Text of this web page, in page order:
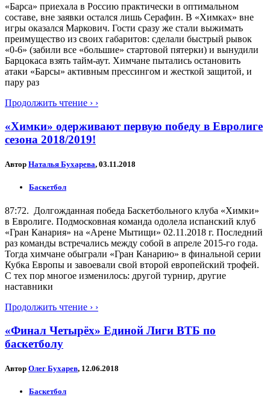
«Барса» приехала в Россию практически в оптимальном
составе, вне заявки остался лишь Серафин. В «Химках» вне
игры оказался Маркович. Гости сразу же стали выжимать
преимущество из своих габаритов: сделали быстрый рывок
«0-6» (забили все «большие» стартовой пятерки) и вынудили
Барцокаса взять тайм-аут. Химчане пытались остановить
атаки «Барсы» активным прессингом и жесткой защитой, и
пару раз
Продолжить чтение › ›
«Химки» одерживают первую победу в Евролиге
сезона 2018/2019!
Автор Наталья Бухарева, 03.11.2018
Баскетбол
87:72. Долгожданная победа Баскетбольного клуба «Химки»
в Евролиге. Подмосковная команда одолела испанский клуб
«Гран Канария» на «Арене Мытищи» 02.11.2018 г. Последний
раз команды встречались между собой в апреле 2015-го года.
Тогда химчане обыграли «Гран Канарию» в финальной серии
Кубка Европы и завоевали свой второй европейский трофей.
С тех пор многое изменилось: другой турнир, другие
наставники
Продолжить чтение › ›
«Финал Четырёх» Единой Лиги ВТБ по
баскетболу
Автор Олег Бухарев, 12.06.2018
Баскетбол